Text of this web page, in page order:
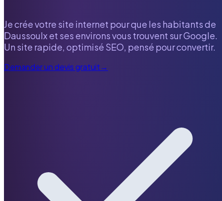
Je crée votre site internet pour que les habitants de
Daussoulxet ses environs vous trouvent sur Google.
Un site rapide, optimisé SEO, pensé pour convertir.
Demander un devis gratuit→